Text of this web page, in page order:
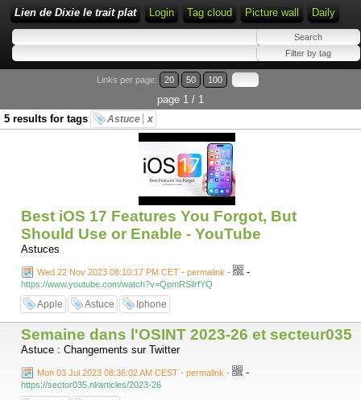
Lien de Dixie le trait plat Login Tag cloud Picture wall Daily
Links per page: 20 50 100
page 1 / 1
5 results for tags
Astuce x
Best iOS 17 Features You Forgot, But
Should Use or Enable - YouTube
Astuces
Wed 22 Nov 2023 08:10:17 PM CET - permalink - -
https://www.youtube.com/watch?v=QpmRSilrfYQ
Apple Astuce Iphone
Semaine dans l'OSINT 2023-26 et secteur035
Astuce : Changements sur Twitter
Mon 03 Jul 2023 08:36:02 AM CEST - permalink - -
https://sector035.nl/articles/2023-26